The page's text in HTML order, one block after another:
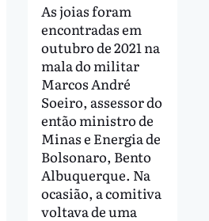
As joias foram
encontradas em
outubro de 2021 na
mala do militar
Marcos André
Soeiro, assessor do
então ministro de
Minas e Energia de
Bolsonaro, Bento
Albuquerque. Na
ocasião, a comitiva
voltava de uma